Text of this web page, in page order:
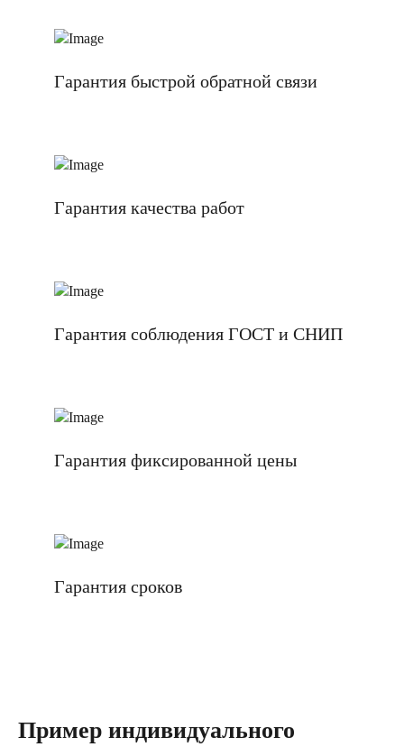
Гарантия быстрой обратной связи
Гарантия качества работ
Гарантия соблюдения ГОСТ и СНИП
Гарантия фиксированной цены
Гарантия сроков
Пример индивидуального